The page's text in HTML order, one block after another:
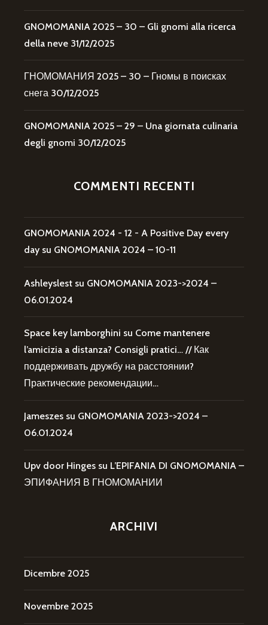
GNOMOMANIA 2025 – 30 – Gli gnomi alla ricerca
della neve 31/12/2025
ГНОМОМАНИЯ 2025 – 30 – Гномы в поисках
снега 30/12/2025
GNOMOMANIA 2025 – 29 – Una giornata culinaria
degli gnomi 30/12/2025
COMMENTI RECENTI
GNOMOMANIA 2024 - 12 - A Positive Day every
day su GNOMOMANIA 2024 – 10-11
Ashleyslest su GNOMOMANIA 2023->2024 –
06.01.2024
Space key lamborghini su Come mantenere
l’amicizia a distanza? Consigli pratici… // Как
поддерживать дружбу на расстоянии?
Практические рекомендации…
Jameszes su GNOMOMANIA 2023->2024 –
06.01.2024
Upv door Hinges su L’EPIFANIA DI GNOMOMANIA –
ЭПИФАНИЯ В ГНОМОМАНИИ
ARCHIVI
Dicembre 2025
Novembre 2025